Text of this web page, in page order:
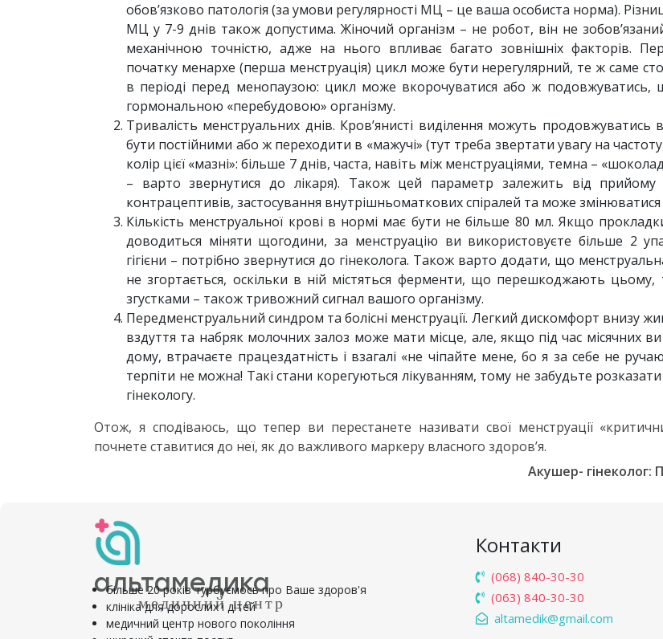
обов’язково патологія (за умови регулярності МЦ – це ваша особиста норма).
МЦ у 7-9 днів також допустима. Жіночий організм – не робот, він не
механічною точністю, адже на нього впливає багато зовнішніх факторів.
початку менархе (перша менструація) цикл може бути нерегулярний, те ж саме
в періоді перед менопаузою: цикл може вкорочуватися або ж подовжуватись,
гормональною «перебудовою» організму.
Тривалість менструальних днів. Кров’янисті виділення можуть продовжуватись
бути постійними або ж переходити в «мажучі» (тут треба звертати увагу на
колір цієї «мазні»: більше 7 днів, часта, навіть між менструаціями, темна –
– варто звернутися до лікаря). Також цей параметр залежить від прийому
контрацептивів, застосування внутрішньоматкових спіралей та може змінюватися
Кількість менструальної крові в нормі має бути не більше 80 мл. Якщо
доводиться міняти щогодини, за менструацію ви використовуєте більше 2
гігієни – потрібно звернутися до гінеколога. Також варто додати, що
не згортається, оскільки в ній містяться ферменти, що перешкоджають цьому,
згустками – також тривожний сигнал вашого організму.
Передменструальний синдром та болісні менструації. Легкий дискомфорт внизу
вздуття та набряк молочних залоз може мати місце, але, якщо під час місячних
дому, втрачаєте працездатність і взагалі «не чіпайте мене, бо я за себе не
терпіти не можна! Такі стани корегуються лікуванням, тому не забудьте
гінекологу.
Отож, я сподіваюсь, що тепер ви перестанете називати свої менструації
почнете ставитися до неї, як до важливого маркеру власного здоров’я.
Акушер- гінеколог:
альтамедика
медичний центр
більше 20 років турбуємось про Ваше здоров'я
клініка для дорослих і дітей
медичний центр нового покоління
Контакти
(068) 840-30-30
(063) 840-30-30
altamedik@gmail.com